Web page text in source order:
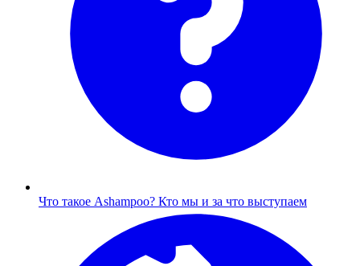
Что такое Ashampoo? Кто мы и за что выступаем